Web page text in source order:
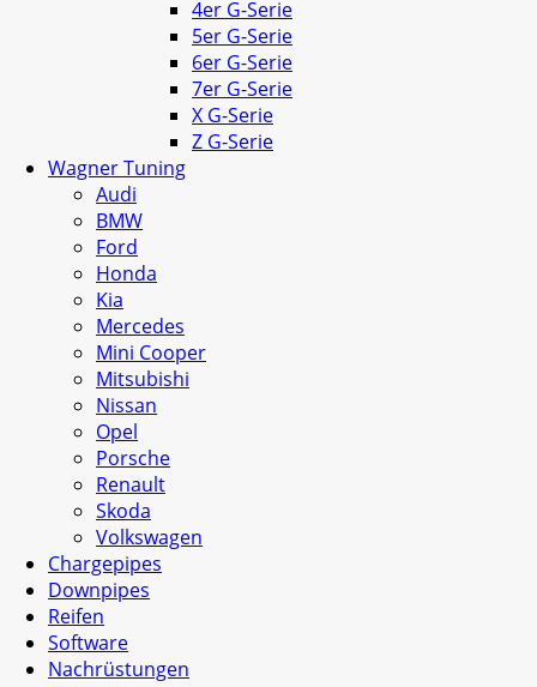
4er G-Serie
5er G-Serie
6er G-Serie
7er G-Serie
X G-Serie
Z G-Serie
Wagner Tuning
Audi
BMW
Ford
Honda
Kia
Mercedes
Mini Cooper
Mitsubishi
Nissan
Opel
Porsche
Renault
Skoda
Volkswagen
Chargepipes
Downpipes
Reifen
Software
Nachrüstungen